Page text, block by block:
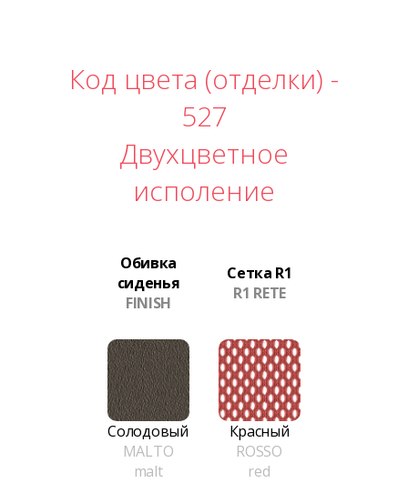
Код цвета (отделки) -
527
Двухцветное
исполение
Обивка
сиденья
FINISH
Сетка R1
R1 RETE
Солодовый
MALTO
malt
Красный
ROSSO
red